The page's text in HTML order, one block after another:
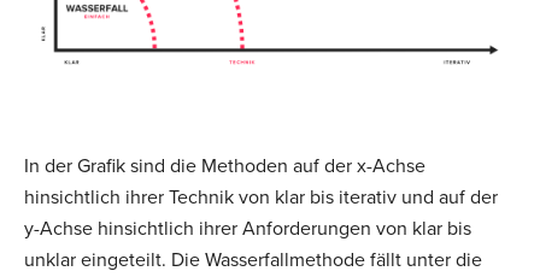
In der Grafik sind die Methoden auf der x-Achse
hinsichtlich ihrer Technik von klar bis iterativ und auf der
y-Achse hinsichtlich ihrer Anforderungen von klar bis
unklar eingeteilt. Die Wasserfallmethode fällt unter die